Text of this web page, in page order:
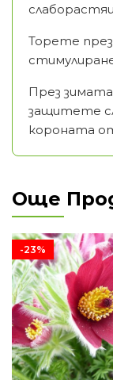
Торете през
През
защитете
короната
Още
-23%